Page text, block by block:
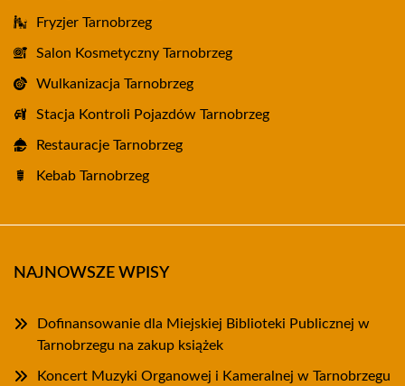
Fryzjer Tarnobrzeg
Salon Kosmetyczny Tarnobrzeg
Wulkanizacja Tarnobrzeg
Stacja Kontroli Pojazdów Tarnobrzeg
Restauracje Tarnobrzeg
Kebab Tarnobrzeg
NAJNOWSZE WPISY
Dofinansowanie dla Miejskiej Biblioteki Publicznej w
Tarnobrzegu na zakup książek
Koncert Muzyki Organowej i Kameralnej w Tarnobrzegu